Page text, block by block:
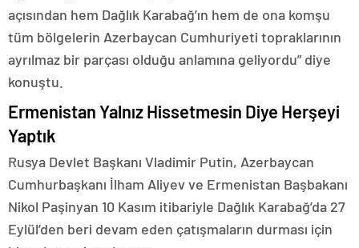
açısından hem Dağlık Karabağ’ın hem de ona komşu
tüm bölgelerin Azerbaycan Cumhuriyeti topraklarının
ayrılmaz bir parçası olduğu anlamına geliyordu” diye
konuştu.
Ermenistan Yalnız Hissetmesin Diye Herşeyi
Yaptık
Rusya Devlet Başkanı Vladimir Putin, Azerbaycan
Cumhurbaşkanı İlham Aliyev ve Ermenistan Başbakanı
Nikol Paşinyan 10 Kasım itibariyle Dağlık Karabağ’da 27
Eylül’den beri devam eden çatışmaların durması için